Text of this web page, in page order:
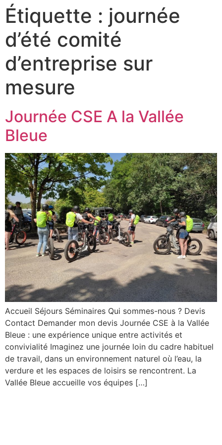
Étiquette : journée
d’été comité
d’entreprise sur
mesure
Journée CSE A la Vallée
Bleue
Accueil Séjours Séminaires Qui sommes-nous ? Devis
Contact Demander mon devis Journée CSE à la Vallée
Bleue : une expérience unique entre activités et
convivialité Imaginez une journée loin du cadre habituel
de travail, dans un environnement naturel où l’eau, la
verdure et les espaces de loisirs se rencontrent. La
Vallée Bleue accueille vos équipes […]